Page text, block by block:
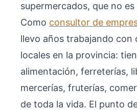
supermercados, que no es
Como consultor de
llevo años trabajando con
locales en la provincia:
alimentación, ferreterías,
mercerías, fruterías,
de toda la vida. El punto